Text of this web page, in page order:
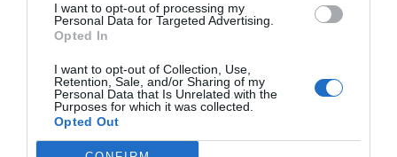
I want to opt-out of processing my
Personal Data for Targeted Advertising.
Opted In
I want to opt-out of Collection, Use,
Retention, Sale, and/or Sharing of my
Personal Data that Is Unrelated with the
Purposes for which it was collected.
Opted Out